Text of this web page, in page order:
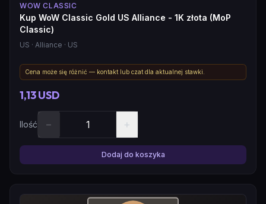
WOW CLASSIC
Kup WoW Classic Gold US Alliance - 1K złota (MoP
Classic)
US · Alliance · US
Cena może się różnić — kontakt lub czat dla aktualnej stawki.
1,13 USD
Ilość − +
Dodaj do koszyka